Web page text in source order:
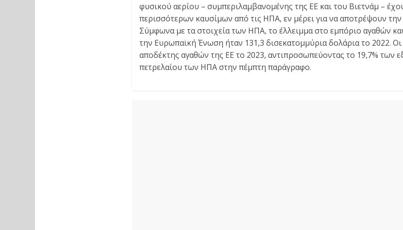
φυσικού αερίου – συμπεριλαμβανομένης της ΕΕ και του Βιετνάμ –
περισσότερων καυσίμων από τις ΗΠΑ, εν μέρει για να αποτρέψουν
Σύμφωνα με τα στοιχεία των ΗΠΑ, το έλλειμμα στο εμπόριο αγαθών
την Ευρωπαϊκή Ένωση ήταν 131,3 δισεκατομμύρια δολάρια το 2022.
αποδέκτης αγαθών της ΕΕ το 2023, αντιπροσωπεύοντας το 19,7% των
πετρελαίου των ΗΠΑ στην πέμπτη παράγραφο.